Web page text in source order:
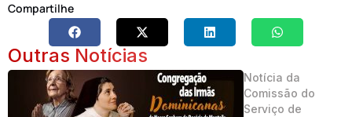
Compartilhe
Outras Notícias
Notícia da
Comissão do
Serviço de